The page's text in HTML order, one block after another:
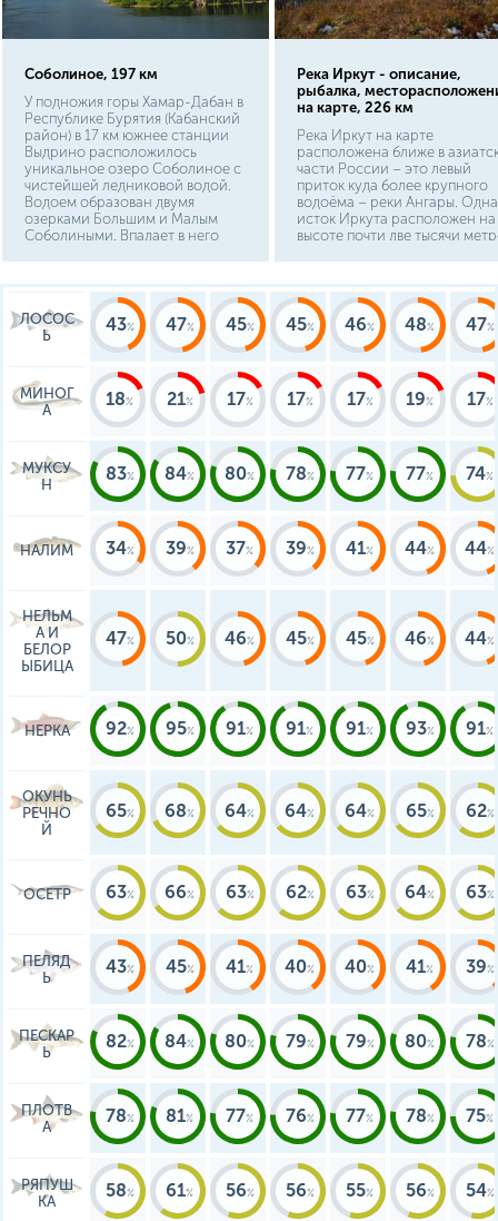
Соболиное, 197 км
У подножия горы Хамар-Дабан в
Республике Бурятия (Кабанский
район) в 17 км южнее станции
Выдрино расположилось
уникальное озеро Соболиное с
чистейшей ледниковой водой.
Водоем образован двумя
озерками Большим и Малым
Соболиными. Впадает в него
первоначально нужно доехать
до поселка Выдрино на
железнодорожном или личном
транспорте. Оттуда, если у вас
есть машина, доехать до
туристической базы «Теплые
озера», где можно переночевать
оставить средство
путь пешком, или
воспользоваться услугами
аэроглиссера. Обязательно
берите с собой навигатор,
местность очень сложная для
ориентирования.
Река Иркут - описание,
рыбалка,
на карте, 226 км
Река Иркут на карте
расположена ближе в
части России – это левый
приток куда более крупного
водоёма – реки Ангары.
исток Иркута расположен на
высоте почти две тысячи
ЛОСОС
Ь
43 47 45 45 46 48 47
МИНОГ
А
18 21 17 17 17 19 17
МУКСУ
Н
83 84 80 78 77 77 74
НАЛИМ 34 39 37 39 41 44 44
НЕЛЬМ
А И
БЕЛОР
ЫБИЦА
47 50 46 45 45 46 44
НЕРКА 92 95 91 91 91 93 91
ОКУНЬ
РЕЧНО
Й
65 68 64 64 64 65 62
ОСЕТР 63 66 63 62 63 64 63
ПЕЛЯД
Ь
43 45 41 40 40 41 39
ПЕСКАР
Ь
82 84 80 79 79 80 78
ПЛОТВ
А
78 81 77 76 77 78 75
РЯПУШ
КА
58 61 56 56 55 56 54